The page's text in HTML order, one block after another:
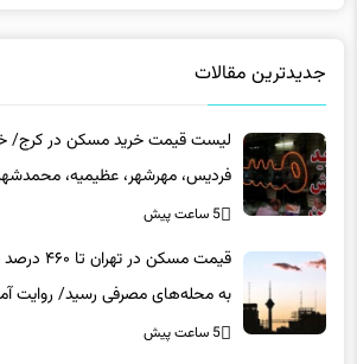
لیست قیمت خرید مسکن در کرج/
فردیس، مهرشهر، عظیمیه، محمدشهر
دارد؟ + جدول مردادماه ۱۴۰۵
5 ساعت پیش
به محله‌های مصرفی رسید/ روایت
دوره‌های افزایش قیمت مسکن در
5 ساعت پیش